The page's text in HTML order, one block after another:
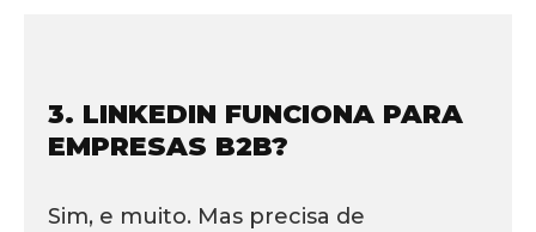
3. LINKEDIN FUNCIONA PARA
EMPRESAS B2B?
Sim, e muito. Mas precisa de